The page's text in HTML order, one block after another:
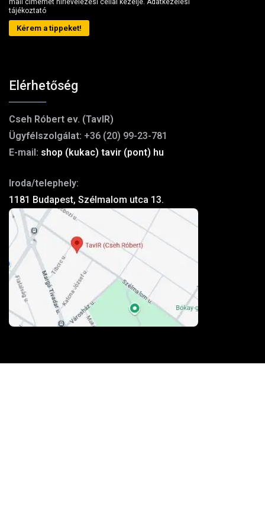
mail címemet hírlevelezési céllal kezelje. Adatkezelési
tájékoztató
Kérem a tippeket!
Elérhetőség
Cseh Róbert ev. (TavIR)
Ügyfélszolgálat: +36 (20) 99-23-781
E-mail: shop (kukac) tavir (pont) hu
Iroda/telephely:
1181 Budapest, Szélmalom utca 13.